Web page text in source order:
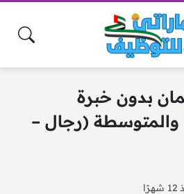
بدون خبرة
والمتوسطة (رجال –